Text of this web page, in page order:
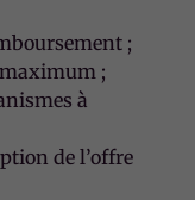
;
;
à
de l’offre